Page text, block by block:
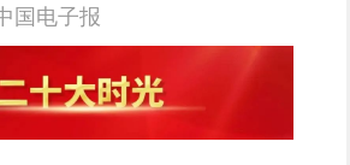
电子报